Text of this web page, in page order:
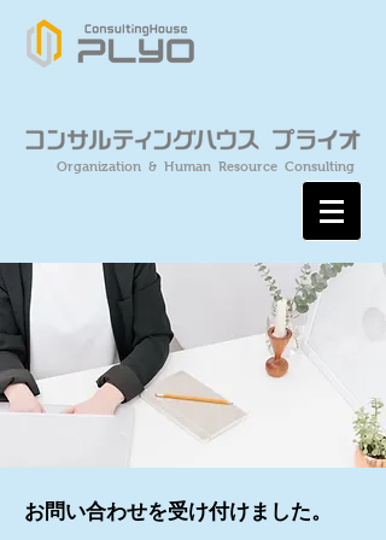
Organization & Human Resource Consulting
お問い合わせを受け付けました。